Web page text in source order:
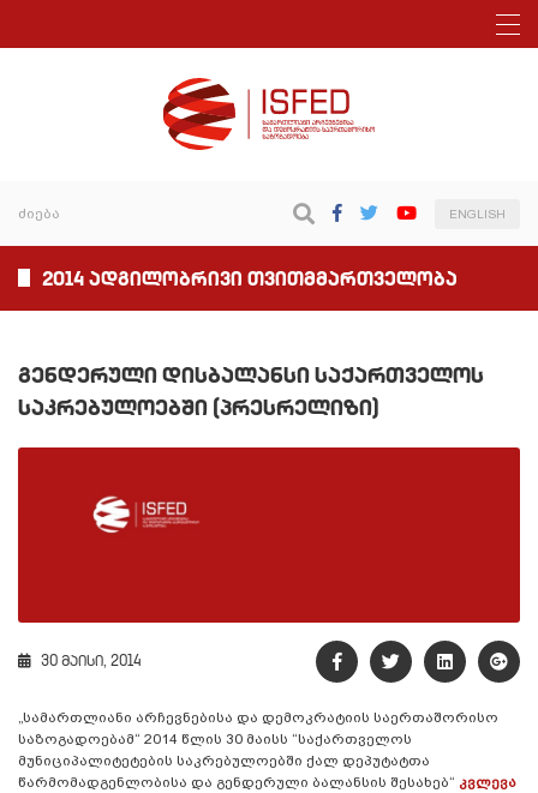
ENGLISH
2014 ადგილობრივი თვითმმართველობა
გენდერული დისბალანსი საქართველოს
საკრებულოებში (პრესრელიზი)
30 მაისი, 2014
„სამართლიანი არჩევნებისა და დემოკრატიის საერთაშორისო
საზოგადოებამ“ 2014 წლის 30 მაისს “საქართველოს
მუნიციპალიტეტების საკრებულოებში ქალ დეპუტატთა
წარმომადგენლობისა და გენდერული ბალანსის შესახებ“ კვლევა